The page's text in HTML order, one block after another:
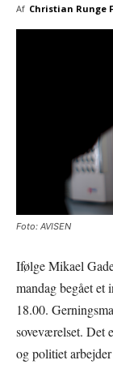
Af Christian Runge
Foto: AVISEN
Ifølge Mikael
mandag begået
18.00.
soveværelset. Det
og politiet